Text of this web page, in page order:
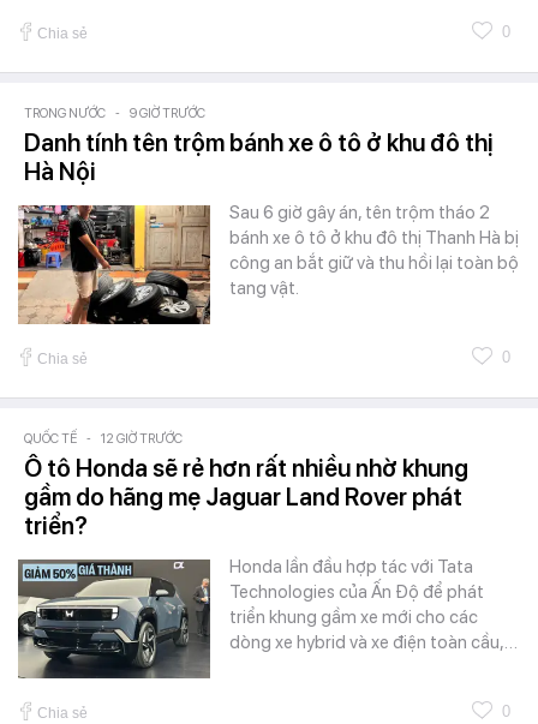
Chia sẻ 0
TRONG NƯỚC - 9 GIỜ TRƯỚC
Danh tính tên trộm bánh xe ô tô ở khu đô thị
Hà Nội
Sau 6 giờ gây án, tên trộm tháo 2
bánh xe ô tô ở khu đô thị Thanh Hà bị
công an bắt giữ và thu hồi lại toàn bộ
tang vật.
Chia sẻ 0
QUỐC TẾ - 12 GIỜ TRƯỚC
Ô tô Honda sẽ rẻ hơn rất nhiều nhờ khung
gầm do hãng mẹ Jaguar Land Rover phát
triển?
Honda lần đầu hợp tác với Tata
Technologies của Ấn Độ để phát
triển khung gầm xe mới cho các
dòng xe hybrid và xe điện toàn cầu,…
Chia sẻ 0